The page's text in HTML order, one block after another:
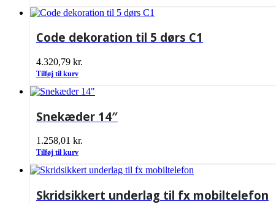
Code dekoration til 5 dørs C1
4.320,79 kr.
Tilføj til kurv
Snekæder 14″
1.258,01 kr.
Tilføj til kurv
Skridsikkert underlag til fx mobiltelefon